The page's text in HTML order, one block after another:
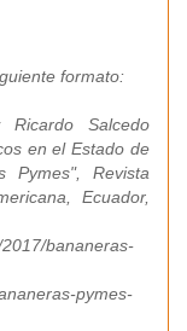
formato:
Ricardo Salcedo
en el Estado de
Pymes", Revista
Ecuador,
bananeras-
pymes-